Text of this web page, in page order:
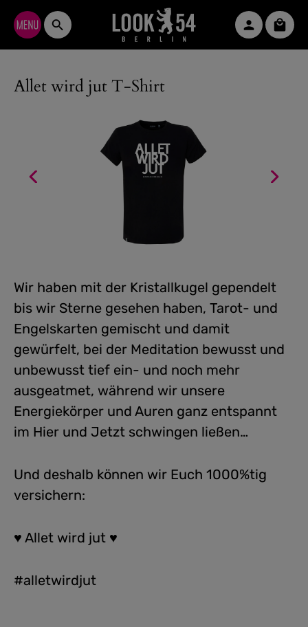
Zum Hauptinhalt springen
Allet wird jut T-Shirt
Wir haben mit der Kristallkugel gependelt
bis wir Sterne gesehen haben, Tarot- und
Engelskarten gemischt und damit
gewürfelt, bei der Meditation bewusst und
unbewusst tief ein- und noch mehr
ausgeatmet, während wir unsere
Energiekörper und Auren ganz entspannt
im Hier und Jetzt schwingen ließen…
Und deshalb können wir Euch 1000%tig
versichern:
♥ Allet wird jut ♥
#alletwirdjut